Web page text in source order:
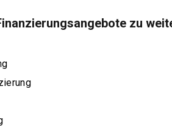
zu